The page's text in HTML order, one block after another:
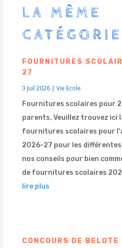
LA MÊME
CATÉGORIE
FOURNITURES
27
3 Juil 2026 |Vie Ecole
Fournitures scolaires pour
parents, Veuillez trouvez ici
fournitures scolaires pour
2026-27 pour les
nos conseils pour bien
de fournitures scolaires
lire plus
CONCOURS DE